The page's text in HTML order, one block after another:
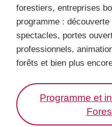
forestiers, entreprises
programme :
spectacles, portes
professionnels,
forêts et bien plus
Programme et